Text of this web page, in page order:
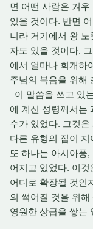
면 어떤 사람은 겨
있을 것이다. 반면
니라 거기에서 왕
자도 있을 것이다.
에서 얼마나 회개하
주님의 복음을 위해
이 말씀을 쓰고 있
에 계신 성령께서는
수가 있었다. 그것
다른 유형의 집이
또 하나는 아시아풍
어지고 있었다. 이
어디로 확장될 것인
의 썩어질 것을 위
영원한 상급을 쌓는